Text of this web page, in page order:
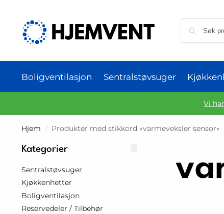
Boligventilasjon Sentralstøvsuger
Vi
Hjem / Produkter med stikkord «varmeveksler sensor»
Kategorier
Sentralstøvsuger
Kjøkkenhetter
Boligventilasjon
Reservedeler / Tilbehør